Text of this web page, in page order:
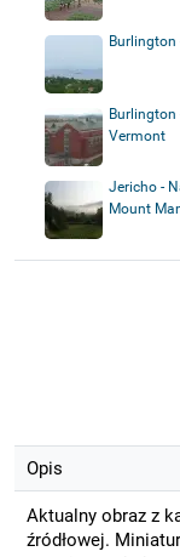
Burlington
Vermont
Jericho -
Mount
Opis
Aktualny obraz z
źródłowej.